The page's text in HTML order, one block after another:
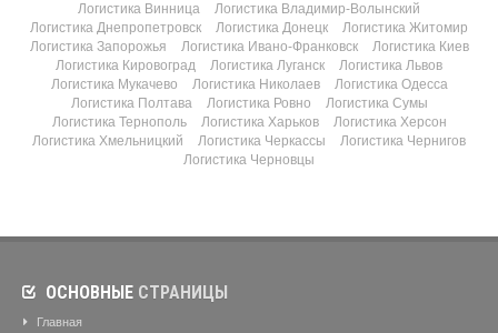
Логистика Винница
Логистика Владимир-Волынский
Логистика Днепропетровск
Логистика Донецк
Логистика Житомир
Логистика Запорожья
Логистика Ивано-Франковск
Логистика Киев
Логистика Кировоград
Логистика Луганск
Логистика Львов
Логистика Мукачево
Логистика Николаев
Логистика Одесса
Логистика Полтава
Логистика Ровно
Логистика Сумы
Логистика Тернополь
Логистика Харьков
Логистика Херсон
Логистика Хмельницкий
Логистика Черкассы
Логистика Чернигов
Логистика Черновцы
ОСНОВНЫЕ СТРАНИЦЫ
Главная